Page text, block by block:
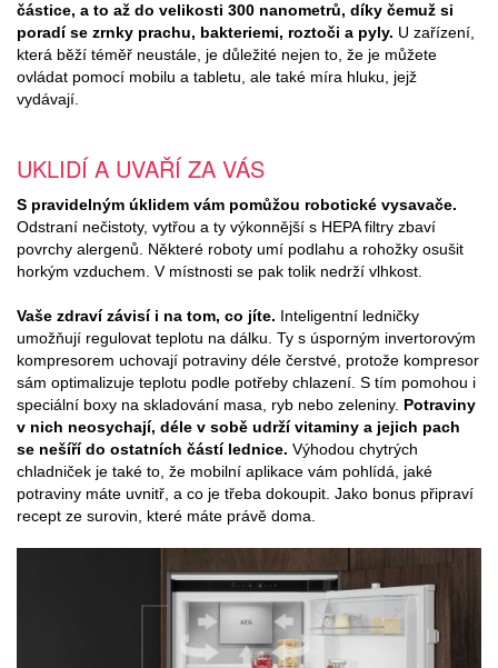
částice, a to až do velikosti 300 nanometrů, díky čemuž si
poradí se zrnky prachu, bakteriemi, roztoči a pyly. U zařízení,
která běží téměř neustále, je důležité nejen to, že je můžete
ovládat pomocí mobilu a tabletu, ale také míra hluku, jejž
vydávají.
UKLIDÍ A UVAŘÍ ZA VÁS
S pravidelným úklidem vám pomůžou robotické vysavače.
Odstraní nečistoty, vytřou a ty výkonnější s HEPA filtry zbaví
povrchy alergenů. Některé roboty umí podlahu a rohožky osušit
horkým vzduchem. V místnosti se pak tolik nedrží vlhkost.
Vaše zdraví závisí i na tom, co jíte. Inteligentní ledničky
umožňují regulovat teplotu na dálku. Ty s úsporným invertorovým
kompresorem uchovají potraviny déle čerstvé, protože kompresor
sám optimalizuje teplotu podle potřeby chlazení. S tím pomohou i
speciální boxy na skladování masa, ryb nebo zeleniny. Potraviny
v nich neosychají, déle v sobě udrží vitaminy a jejich pach
se nešíří do ostatních částí lednice. Výhodou chytrých
chladniček je také to, že mobilní aplikace vám pohlídá, jaké
potraviny máte uvnitř, a co je třeba dokoupit. Jako bonus připraví
recept ze surovin, které máte právě doma.